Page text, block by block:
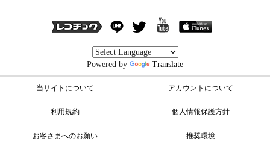
Powered by Translate
当サイトについて アカウントについて
利用規約 個人情報保護方針
お客さまへのお願い 推奨環境